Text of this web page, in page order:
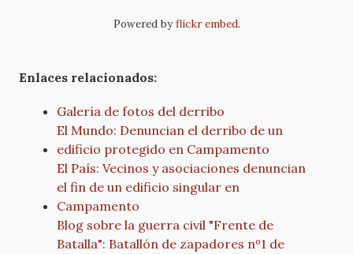
Powered byflickr embed.
Enlaces relacionados:
Galería de fotos del derribo
El Mundo: Denuncian el derribo de un
edificio protegido en Campamento
El País: Vecinos y asociaciones denuncian
el fin de un edificio singular en
Campamento
Blog sobre la guerra civil "Frente de
Batalla": Batallón de zapadores nº1 de